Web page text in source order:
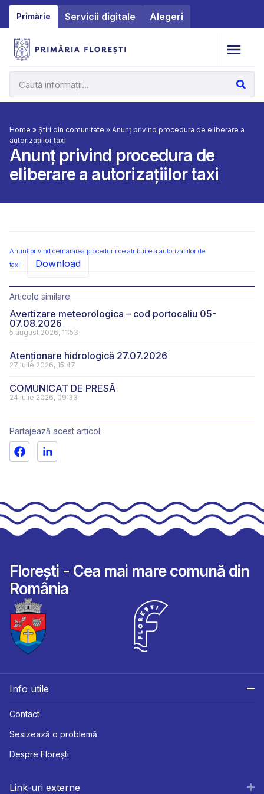
Primărie Servicii digitale Alegeri
Home » Știri din comunitate » Anunț privind procedura de eliberare a
autorizațiilor taxi
Anunț privind procedura de
eliberare a autorizațiilor taxi
Anunt privind demararea procedurii de atribuire a autorizatiilor de
taxi
Download
Articole similare
Avertizare meteorologica – cod portocaliu 05-
07.08.2026
5 august 2026, 11:53
Atenționare hidrologică 27.07.2026
27 iulie 2026, 15:47
COMUNICAT DE PRESĂ
24 iulie 2026, 09:33
Partajează acest articol
Florești - Cea mai mare comună din
România
Info utile
Contact
Sesizează o problemă
Despre Florești
Link-uri externe